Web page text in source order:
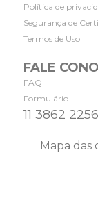
Política de
Segurança de
Termos de Uso
FALE
FAQ
Formulário
11 3862 2256
Mapa das